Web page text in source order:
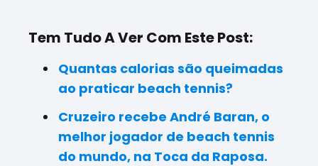
Tem Tudo A Ver Com Este Post:
Quantas calorias são queimadas
ao praticar beach tennis?
Cruzeiro recebe André Baran, o
melhor jogador de beach tennis
do mundo, na Toca da Raposa.